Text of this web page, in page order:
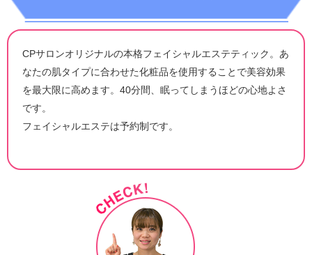
CPサロンオリジナルの本格フェイシャルエステティック。あ
なたの肌タイプに合わせた化粧品を使用することで美容効果
を最大限に高めます。40分間、眠ってしまうほどの心地よさ
です。
フェイシャルエステは予約制です。